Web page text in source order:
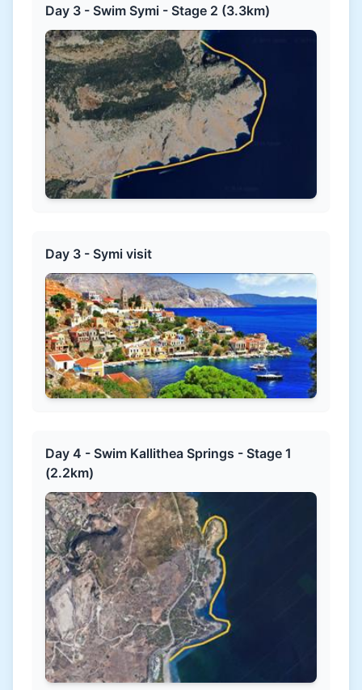
Day 3 - Swim Symi - Stage 2 (3.3km)
Day 3 - Symi visit
Day 4 - Swim Kallithea Springs - Stage 1
(2.2km)